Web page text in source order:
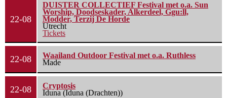
22-08
DUISTER COLLECTIEF Festival met o.a. Sun
Worship, Doodseskader, Alkerdeel, Ggu:ll,
Modder, Terzij De Horde
Utrecht
Tickets
22-08
Waailand Outdoor Festival met o.a. Ruthless
Made
22-08
Cryptosis
Iduna (Iduna (Drachten))